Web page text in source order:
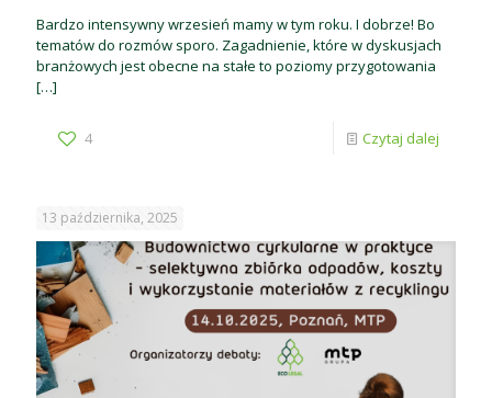
Bardzo intensywny wrzesień mamy w tym roku. I dobrze! Bo
tematów do rozmów sporo. Zagadnienie, które w dyskusjach
branżowych jest obecne na stałe to poziomy przygotowania
[…]
4 Czytaj dalej
13 października, 2025